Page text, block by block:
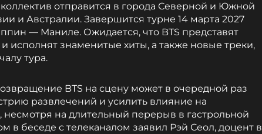
отправится в города Северной и Южной
и Австралии. Завершится турне 14 марта 2027
— Маниле. Ожидается, что BTS представят
исполнят знаменитые хиты, а также новые треки,
тура.
BTS на сцену может в очередной раз
развлечений и усилить влияние на
на длительный перерыв в гастрольной
в беседе с телеканалом заявил Рэй Сеол, доцент в